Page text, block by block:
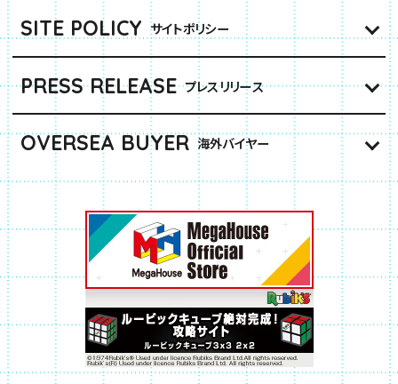
SITE POLICY サイトポリシー
PRESS RELEASE プレスリリース
OVERSEA BUYER 海外バイヤー